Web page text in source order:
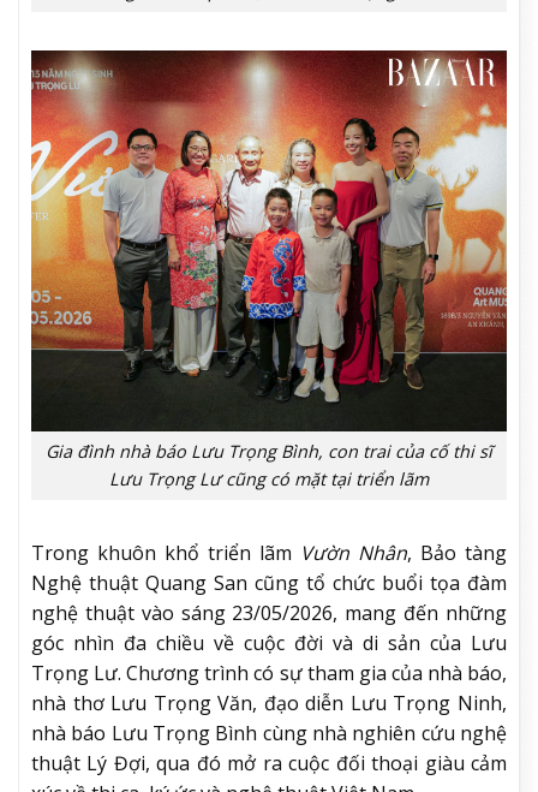
Gia đình nhà báo Lưu Trọng Bình, con trai của cố thi sĩ
Lưu Trọng Lư cũng có mặt tại triển lãm
Trong khuôn khổ triển lãm Vườn Nhân, Bảo tàng
Nghệ thuật Quang San cũng tổ chức buổi tọa đàm
nghệ thuật vào sáng 23/05/2026, mang đến những
góc nhìn đa chiều về cuộc đời và di sản của Lưu
Trọng Lư. Chương trình có sự tham gia của nhà báo,
nhà thơ Lưu Trọng Văn, đạo diễn Lưu Trọng Ninh,
nhà báo Lưu Trọng Bình cùng nhà nghiên cứu nghệ
thuật Lý Đợi, qua đó mở ra cuộc đối thoại giàu cảm